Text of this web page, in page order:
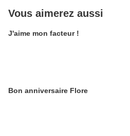
Vous aimerez aussi
J'aime mon facteur !
Bon anniversaire Flore